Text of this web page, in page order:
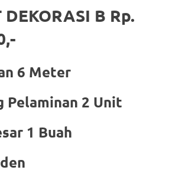
B Rp.
6 Meter
Pelaminan 2 Unit
1 Buah